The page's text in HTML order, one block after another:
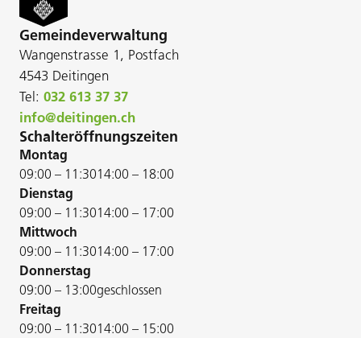
Gemeindeverwaltung
Wangenstrasse 1, Postfach
4543 Deitingen
Tel: 032 613 37 37
info@deitingen.ch
Schalteröffnungszeiten
Montag
09:00 – 11:3014:00 – 18:00
Dienstag
09:00 – 11:3014:00 – 17:00
Mittwoch
09:00 – 11:3014:00 – 17:00
Donnerstag
09:00 – 13:00geschlossen
Freitag
09:00 – 11:3014:00 – 15:00